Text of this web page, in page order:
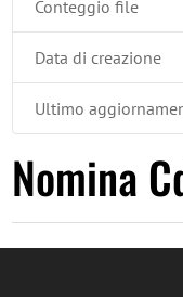
Conteggio file
Data di creazione
Ultimo
Nomina